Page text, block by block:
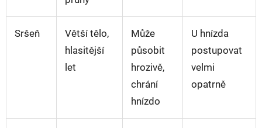
Sršeň
Větší tělo,
hlasitější
let
Může
působit
hrozivě,
chrání
hnízdo
U hnízda
postupovat
velmi
opatrně